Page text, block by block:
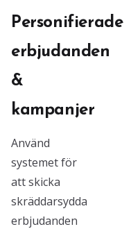
Personifierade
erbjudanden
&
kampanjer
Använd
systemet för
att skicka
skräddarsydda
erbjudanden